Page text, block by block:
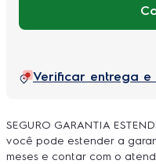
Verificar entrega e
SEGURO GARANTIA
você pode estender a
meses e contar com o